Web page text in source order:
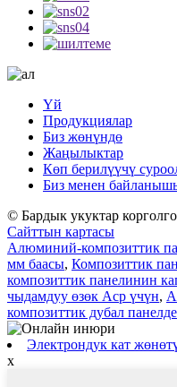
Үй
Продукциялар
Биз жөнүндө
Жаңылыктар
Көп берилүүчү
Биз менен
© Бардык укуктар
Сайттын картасы
Алюминий-композиттик
мм баасы, Композиттик
композиттик панелинин
чыдамдуу өзөк Acp үчүн,
композиттик дубал
Электрондук кат
x